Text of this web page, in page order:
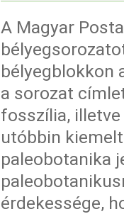
A Magyar
bélyegblokkon
a sorozat
fosszília,
utóbbin
paleobotanika
érdekessége,